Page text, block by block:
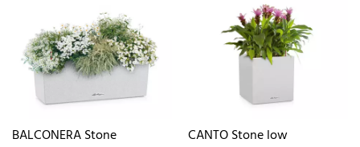
BALCONERA Stone CANTO Stone low